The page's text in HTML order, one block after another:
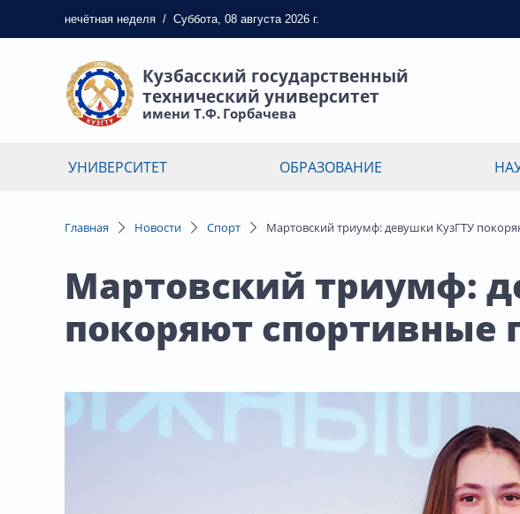
нечётная неделя / Суббота, 08 августа 2026 г.
Кузбасский государственный
технический университет
имени Т.Ф. Горбачева
УНИВЕРСИТЕТ ОБРАЗОВАНИЕ
Главная Новости Спорт Мартовский триумф: девушки КузГТУ
Мартовский триумф:
покоряют спортивные